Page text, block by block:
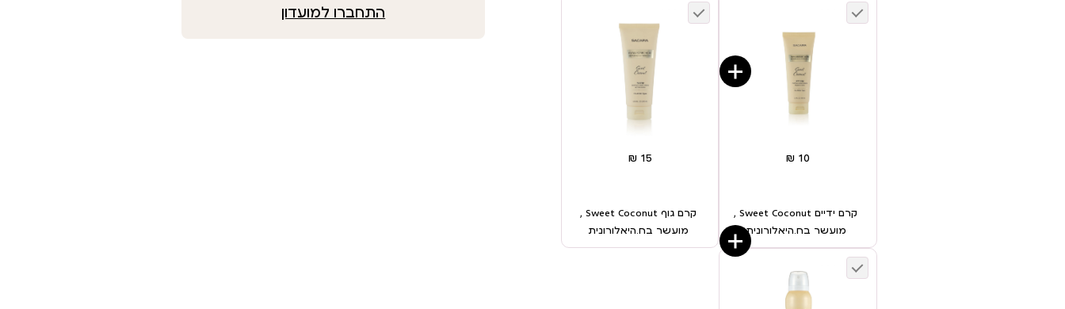
התחברו למועדון
קרם ידיים Sweet Coconut ,
מועשר בח.היאלורונית
קרם גוף Sweet Coconut ,
מועשר בח.היאלורונית